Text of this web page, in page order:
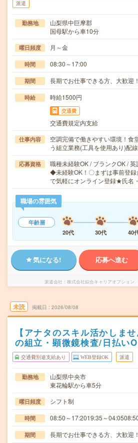
派遣
勤務地
山梨県中巨摩郡
国母駅から車10分
曜日頻度 月～金
時間 08:30～17:00
期間 長期でお仕事できる方、大歓迎！
時給 時給1500円
交通費
交通費規定内支給
仕事内容
空調完備で働きやすい環境！食
う組立業務(工具を使用あり)配
応募資格
職種未経験OK / ブランクOK /
◆未経験OK！〇まずは事前登
で気軽にオンライン登録★氏名
職場の雰囲気
年齢層
20代
30代 40
気になる! 応募へ進む
派遣会社 株式会社綜合キャリアオプション
未読 掲載日 2026/08/08
【アナタのスキル活かしま
の組立・顕微鏡検査/日払い
交通費別途支給あり WEB登録OK 派遣
勤務地
山梨県中央市
東花輪駅から車5分
曜日頻度 シフト制
時間 08:50～17:2019:35～
期間 長期でお仕事できる方、大歓迎！